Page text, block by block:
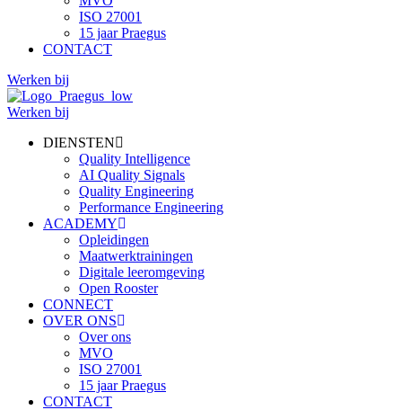
ISO 27001
15 jaar Praegus
CONTACT
Werken bij
Werken bij
DIENSTEN
Quality Intelligence
AI Quality Signals
Quality Engineering
Performance Engineering
ACADEMY
Opleidingen
Maatwerktrainingen
Digitale leeromgeving
Open Rooster
CONNECT
OVER ONS
Over ons
MVO
ISO 27001
15 jaar Praegus
CONTACT